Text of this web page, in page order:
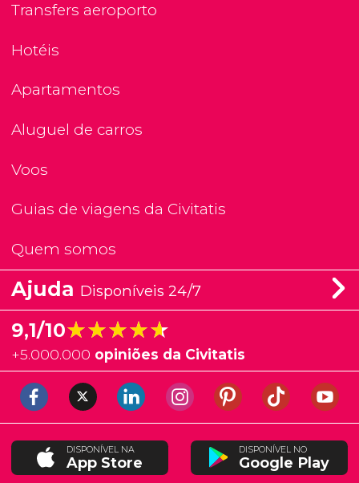
Transfers aeroporto
Hotéis
Apartamentos
Aluguel de carros
Voos
Guias de viagens da Civitatis
Quem somos
Ajuda Disponíveis 24/7
9,1/10★★★★★
★★★★★
+5.000.000 opiniões da Civitatis
DISPONÍVEL NA
App Store
DISPONÍVEL NO
Google Play